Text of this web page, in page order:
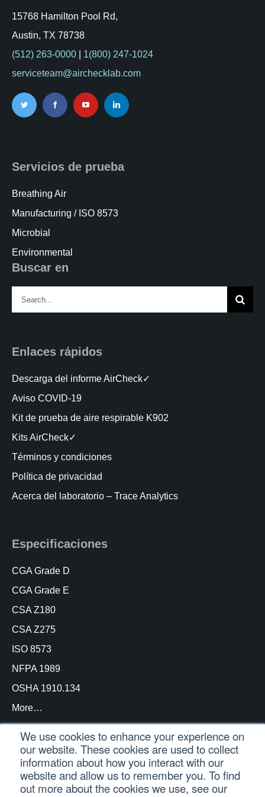
We use cookies to enhance your experience on
our website. These cookies are used to collect
information about how you interact with our
website and allow us to remember you. To find
out more about the cookies we use, see our
15768 Hamilton Pool Rd,
Austin, TX 78738
(512) 263-0000| 1(800) 247-1024
serviceteam@airchecklab.com
Servicios de prueba
Breathing Air
Manufacturing / ISO 8573
Microbial
Environmental
Buscar en
Search
for:
Enlaces rápidos
Descarga del informe AirCheck✓
Aviso COVID-19
Kit de prueba de aire respirable K902
Kits AirCheck✓
Términos y condiciones
Política de privacidad
Acerca del laboratorio – Trace Analytics
Especificaciones
CGA Grade D
CGA Grade E
CSA Z180
CSA Z275
ISO 8573
NFPA 1989
OSHA 1910.134
More…
© Copyright Trace Analytics, LLC 2021 |Inicio de
sesión del cliente| Reservados todos los derechos